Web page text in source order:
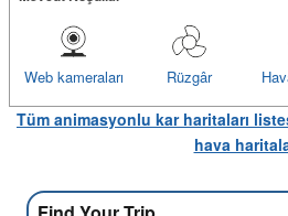
Rüzgâr
Web kameraları
Tüm animasyonlu kar haritaları
hava